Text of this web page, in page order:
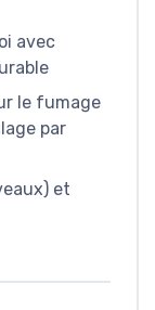
avec
le fumage
par
et